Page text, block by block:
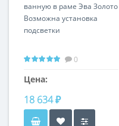
ванную в раме Эва Золото
Возможна установка
подсветки
0
Цена:
18 634 ₽